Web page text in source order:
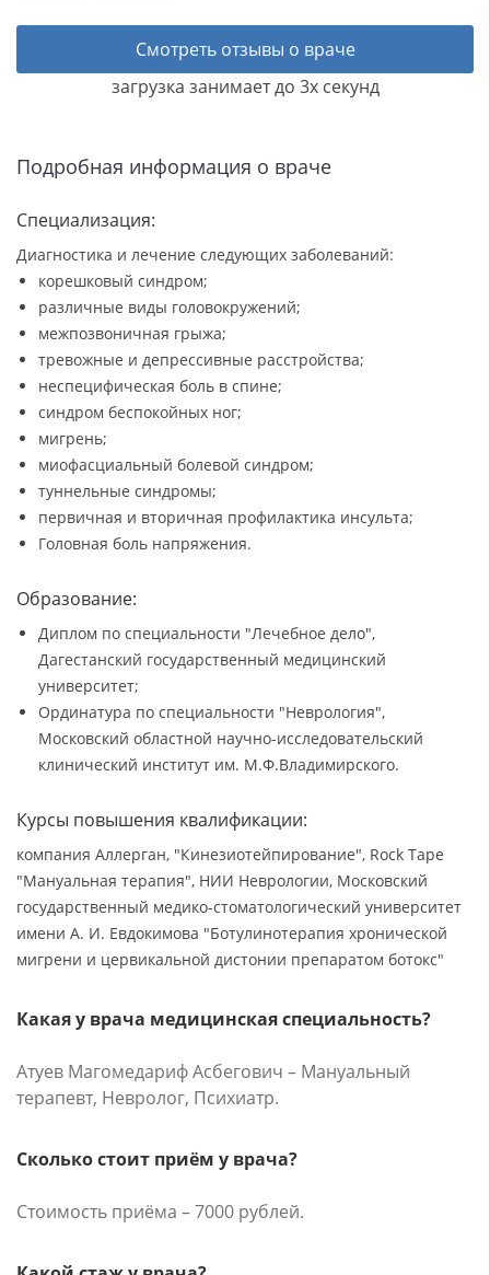
Смотреть отзывы о враче
загрузка занимает до 3х секунд
Подробная информация о враче
Специализация:
Диагностика и лечение следующих заболеваний:
корешковый синдром;
различные виды головокружений;
межпозвоничная грыжа;
тревожные и депрессивные расстройства;
неспецифическая боль в спине;
синдром беспокойных ног;
мигрень;
миофасциальный болевой синдром;
туннельные синдромы;
первичная и вторичная профилактика инсульта;
Головная боль напряжения.
Образование:
Диплом по специальности "Лечебное дело",
Дагестанский государственный медицинский
университет;
Ординатура по специальности "Неврология",
Московский областной научно-исследовательский
клинический институт им. М.Ф.Владимирского.
Курсы повышения квалификации:
компания Аллерган, "Кинезиотейпирование", Rock Tape
"Мануальная терапия", НИИ Неврологии, Московский
государственный медико-стоматологический университет
имени А. И. Евдокимова "Ботулинотерапия хронической
мигрени и цервикальной дистонии препаратом ботокс"
Какая у врача медицинская специальность?
Атуев Магомедариф Асбегович – Мануальный
терапевт, Невролог, Психиатр.
Сколько стоит приём у врача?
Стоимость приёма – 7000 рублей.